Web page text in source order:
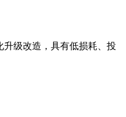
级改造，具有低损耗、投